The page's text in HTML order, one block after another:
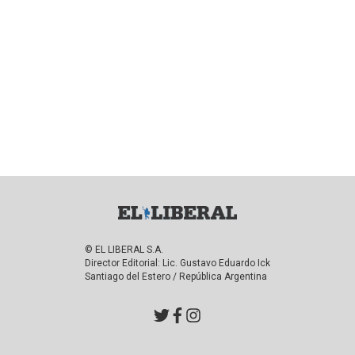
© EL LIBERAL S.A.
Director Editorial: Lic. Gustavo Eduardo Ick
Santiago del Estero / República Argentina